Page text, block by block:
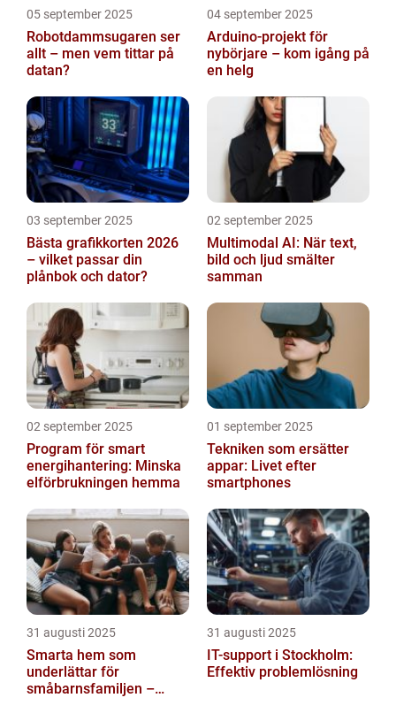
05 september 2025
Robotdammsugaren ser
allt – men vem tittar på
datan?
04 september 2025
Arduino-projekt för
nybörjare – kom igång på
en helg
03 september 2025
Bästa grafikkorten 2026
– vilket passar din
plånbok och dator?
02 september 2025
Multimodal AI: När text,
bild och ljud smälter
samman
02 september 2025
Program för smart
energihantering: Minska
elförbrukningen hemma
01 september 2025
Tekniken som ersätter
appar: Livet efter
smartphones
31 augusti 2025
Smarta hem som
underlättar för
småbarnsfamiljen –
31 augusti 2025
IT-support i Stockholm:
Effektiv problemlösning